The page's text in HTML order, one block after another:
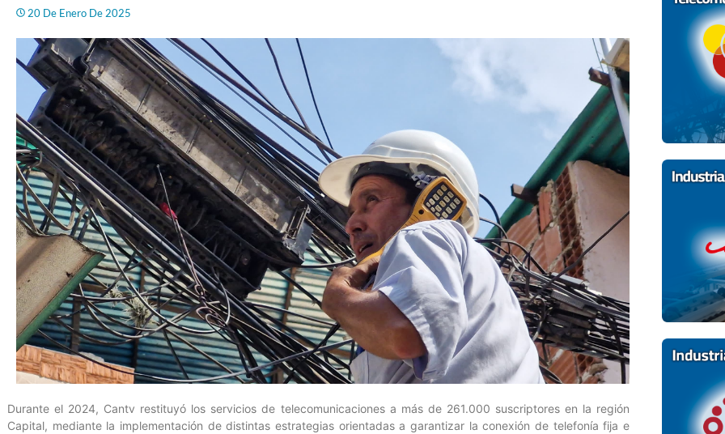
20 De Enero De 2025
Durante el 2024, Cantv restituyó los servicios de telecomunicaciones a más de 261.000 suscriptores en la región
Capital, mediante la implementación de distintas estrategias orientadas a garantizar la conexión de telefonía fija e